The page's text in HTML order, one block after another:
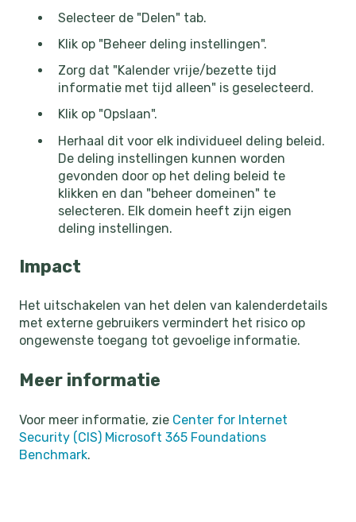
Selecteer de "Delen" tab.
Klik op "Beheer deling instellingen".
Zorg dat "Kalender vrije/bezette tijd
informatie met tijd alleen" is geselecteerd.
Klik op "Opslaan".
Herhaal dit voor elk individueel deling beleid.
De deling instellingen kunnen worden
gevonden door op het deling beleid te
klikken en dan "beheer domeinen" te
selecteren. Elk domein heeft zijn eigen
deling instellingen.
Impact
Het uitschakelen van het delen van kalenderdetails
met externe gebruikers vermindert het risico op
ongewenste toegang tot gevoelige informatie.
Meer informatie
Voor meer informatie, zie Center for Internet
Security (CIS) Microsoft 365 Foundations
Benchmark.